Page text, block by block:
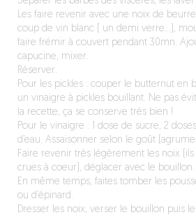
Les faire revenir avec une noix de
coup de vin blanc ( un demi verre…),
faire frémir à couvert pendant 30mn.
capucine, mixer.
Réserver.
Pour les pickles : couper le butternut en
un vinaigre à pickles bouillant. Ne pas
la recette, ça se conserve très bien !
Pour le vinaigre : 1 dose de sucre, 2
d’eau. Assaisonner selon le goût
Faire revenir très légèrement les noix (ils
crues à coeur), déglacer avec le bouillon.
En même temps, faites tomber les
ou d’épinard.
Dresser les noix, verser le bouillon puis